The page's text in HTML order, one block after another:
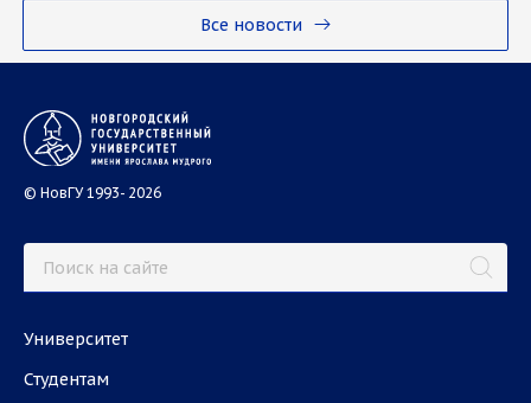
Все новости
© НовГУ 1993- 2026
Университет
Студентам